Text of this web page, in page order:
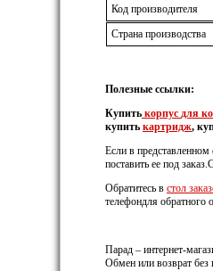
Код производителя
Страна производства
Полезные ссылки:
Купить корпус для
купить картридж,
Если в
поставить ее под
Обратитесь в стол
телефондля обратного
Парад – интернет-
Обмен или возврат